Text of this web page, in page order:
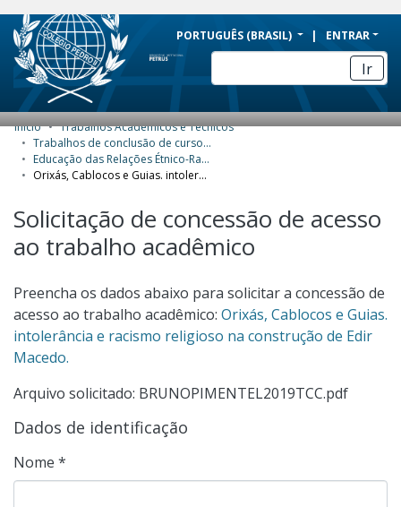
BRAZIL
Simplifique!
Comunica BR
Participe
Acesso à informação
Legislação
PORTUGUÊS (BRASIL) ENTRAR
Ir
COMUNIDADES E COLEÇÕES
NAVEGAR
ESTATÍSTICAS
SOBRE
Início
Trabalhos Acadêmicos e Técnicos
Trabalhos de conclusão de curso de Especialização
Educação das Relações Étnico-Raciais no Ensino Básico (Ererebá)
Orixás, Cablocos e Guias. intolerância e racismo religioso na construção de Edir Macedo.
Solicitação de concessão de acesso
ao trabalho acadêmico
Preencha os dados abaixo para solicitar a concessão de
acesso ao trabalho acadêmico: Orixás, Cablocos e Guias.
intolerância e racismo religioso na construção de Edir
Macedo.
Arquivo solicitado: BRUNOPIMENTEL2019TCC.pdf
Dados de identificação
Nome *